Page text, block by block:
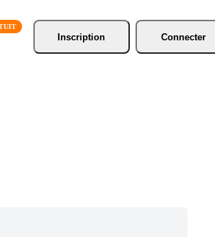
Inscription
Connecter